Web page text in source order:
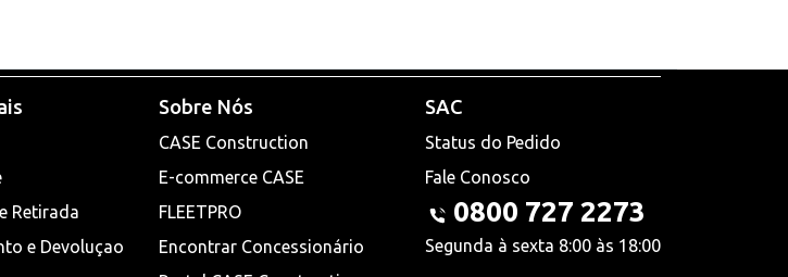
Retirada
e Devoluçao
Sobre Nós
CASE Construction
E-commerce CASE
FLEETPRO
Encontrar Concessionário
SAC
Status do Pedido
Fale Conosco
0800 727 2273
Segunda à sexta 8:00 às 18:00